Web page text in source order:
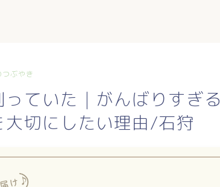
TOP
profile
つぶやき
ていた｜がんばりすぎる
切にしたい理由/石狩